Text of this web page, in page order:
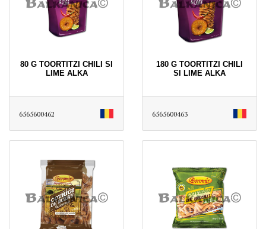
80 G TOORTITZI CHILI SI
LIME ALKA
6565600462
180 G TOORTITZI CHILI
SI LIME ALKA
6565600463